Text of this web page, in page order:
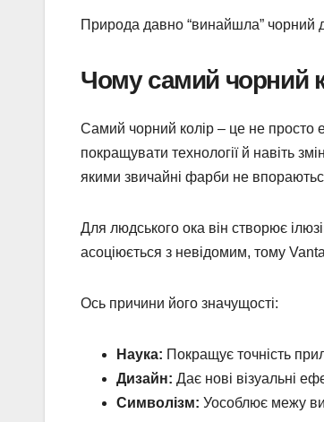
Природа давно “винайшла” чорний
Чому самий чорний
Самий чорний колір – це не просто
покращувати технології й навіть
якими звичайні фарби не
Для людського ока він створює
асоціюється з невідомим, тому
Ось причини його значущості:
Наука: Покращує точність
Дизайн: Дає нові візуальні
Символізм: Уособлює межу